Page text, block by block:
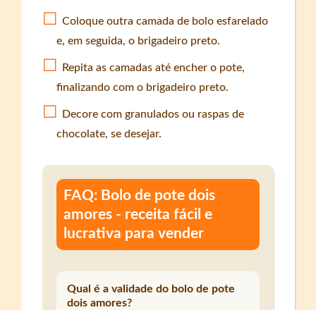
Coloque outra camada de bolo esfarelado
e, em seguida, o brigadeiro preto.
Repita as camadas até encher o pote,
finalizando com o brigadeiro preto.
Decore com granulados ou raspas de
chocolate, se desejar.
FAQ: Bolo de pote dois
amores - receita fácil e
lucrativa para vender
Qual é a validade do bolo de pote
dois amores?